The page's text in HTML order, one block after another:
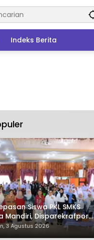
Indeks Berita
Siswa PKL SMKS
Mandiri, Disparekrafpora
Lahirnya SDM
Unggul
3 Agustus 2026